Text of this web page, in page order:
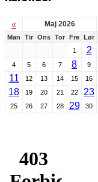
« Maj 2026
Man Tir Ons Tor Fre Lør
1
2
4 5 6 7 8 9
11 12 13 14 15 16
18 19 20 21 22 23
25
26 27 28 29 30